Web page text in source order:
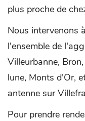
plus proche de
Nous intervenons
l'ensemble de
Villeurbanne,
lune, Monts d'Or,
antenne sur
Pour prendre